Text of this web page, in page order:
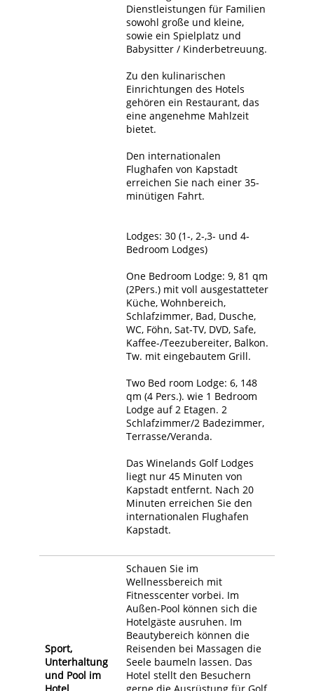
Dienstleistungen für Familien
sowohl große und kleine,
sowie ein Spielplatz und
Babysitter / Kinderbetreuung.
Zu den kulinarischen
Einrichtungen des Hotels
gehören ein Restaurant, das
eine angenehme Mahlzeit
bietet.
Den internationalen
Flughafen von Kapstadt
erreichen Sie nach einer 35-
minütigen Fahrt.
Lodges: 30 (1-, 2-,3- und 4-
Bedroom Lodges)
One Bedroom Lodge: 9, 81 qm
(2Pers.) mit voll ausgestatteter
Küche, Wohnbereich,
Schlafzimmer, Bad, Dusche,
WC, Föhn, Sat-TV, DVD, Safe,
Kaffee-/Teezubereiter, Balkon.
Tw. mit eingebautem Grill.
Two Bed room Lodge: 6, 148
qm (4 Pers.). wie 1 Bedroom
Lodge auf 2 Etagen. 2
Schlafzimmer/2 Badezimmer,
Terrasse/Veranda.
Das Winelands Golf Lodges
liegt nur 45 Minuten von
Kapstadt entfernt. Nach 20
Minuten erreichen Sie den
internationalen Flughafen
Kapstadt.
Sport,
Unterhaltung
und Pool im
Schauen Sie im
Wellnessbereich mit
Fitnesscenter vorbei. Im
Außen-Pool können sich die
Hotelgäste ausruhen. Im
Beautybereich können die
Reisenden bei Massagen die
Seele baumeln lassen. Das
Hotel stellt den Besuchern